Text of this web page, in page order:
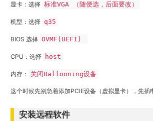
显卡：选择 标准VGA （随便选，后面要改）
机型：选择 q35
BIOS 选择 OVMF(UEFI)
CPU：选择 host
内存： 关闭Ballooning设备
这个时候先别急着添加PCIE设备（虚拟显卡），先插
安装远程软件